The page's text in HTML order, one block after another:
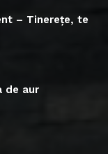
– Tinerețe, te
de aur